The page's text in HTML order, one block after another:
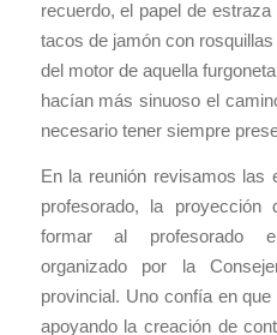
recuerdo, el papel de
tacos de jamón con
del motor de aquella
hacían más sinuoso el
necesario tener siempre
En la reunión revisamos las
profesorado, la
formar al profesorado
organizado por la
provincial. Uno confía en
apoyando la creación de